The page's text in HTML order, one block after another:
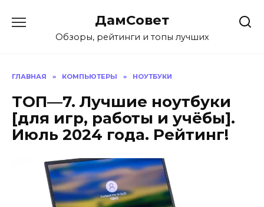
содержанию
ДамСовет
Обзоры, рейтинги и топы лучших
ГЛАВНАЯ » КОМПЬЮТЕРЫ » НОУТБУКИ
ТОП—7. Лучшие ноутбуки
[для игр, работы и учёбы].
Июль 2024 года. Рейтинг!